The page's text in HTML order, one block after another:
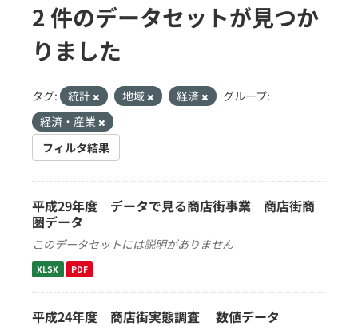
2 件のデータセットが見つか
りました
タグ: 統計 地域 経済
グループ:
経済・産業
フィルタ結果
平成29年度 データで見る商店街事業 商店街商
圏データ
このデータセットには説明がありません
XLSX PDF
平成24年度 商店街実態調査 数値データ